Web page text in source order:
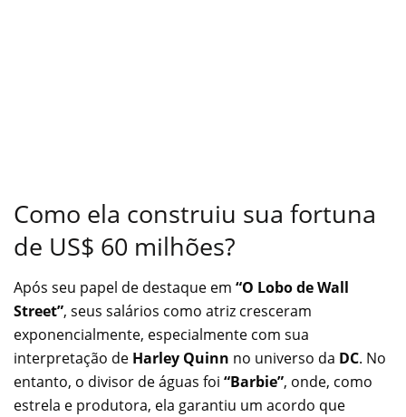
Como ela construiu sua fortuna
de US$ 60 milhões?
Após seu papel de destaque em “O Lobo de Wall
Street”, seus salários como atriz cresceram
exponencialmente, especialmente com sua
interpretação de Harley Quinn no universo da DC. No
entanto, o divisor de águas foi “Barbie”, onde, como
estrela e produtora, ela garantiu um acordo que